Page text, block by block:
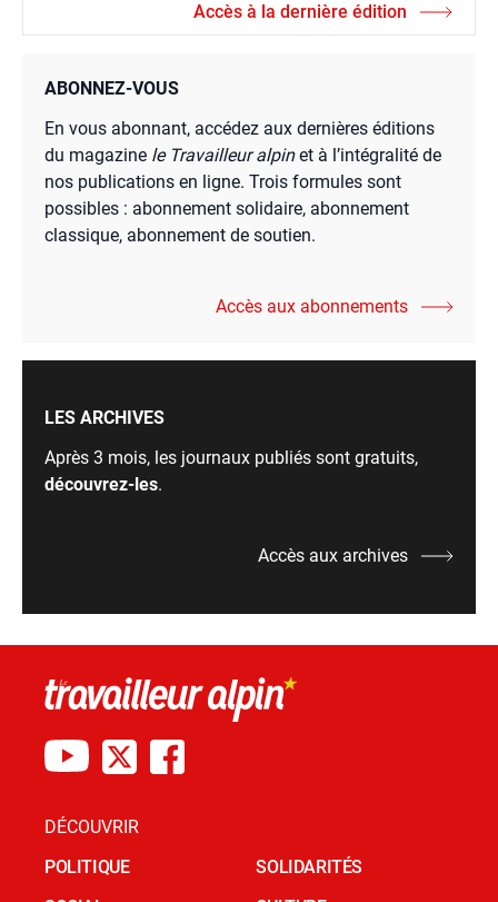
Accès à la dernière édition
ABONNEZ-VOUS
En vous abonnant, accédez aux dernières éditions
du magazine le Travailleur alpinet à l’intégralité de
nos publications en ligne. Trois formules sont
possibles : abonnement solidaire, abonnement
classique, abonnement de soutien.
Accès aux abonnements
LES ARCHIVES
Après 3 mois, les journaux publiés sont gratuits,
découvrez-les.
Accès aux archives
DÉCOUVRIR
POLITIQUE
SOLIDARITÉS